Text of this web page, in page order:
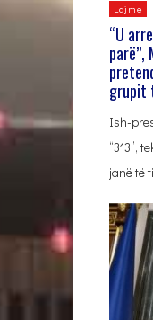
Lajme
“U
parë”,
grupit
Ish-
“313”,
janë të